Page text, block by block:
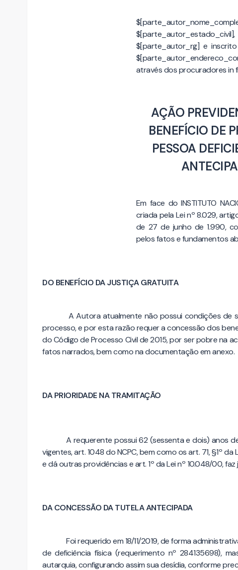
$[parte_autor_rg] e
através dos procuradores in
AÇÃO
BENEFÍCIO DE
PESSOA
Em face do INSTITUTO
criada pela Lei nº 8.029,
de 27 de junho de 1.990,
pelos fatos e fundamentos
DO BENEFÍCIO DA JUSTIÇA GRATUITA
A Autora atualmente não possui condições de
processo, e por esta razão requer a concessão dos
do Código de Processo Civil de 2015, por ser pobre na
fatos narrados, bem como na documentação em anexo.
DA PRIORIDADE NA TRAMITAÇÃO
A requerente possui 62 (sessenta e dois) anos
vigentes, art. 1048 do NCPC, bem como os art. 71, §1º
e dá outras providências e art. 1º da Lei nº 10.048/00,
DA CONCESSÃO DA TUTELA ANTECIPADA
Foi requerido em 18/11/2019, de forma
de deficiência física (requerimento nº 284135698),
autarquia, configurando assim sua desídia, conforme